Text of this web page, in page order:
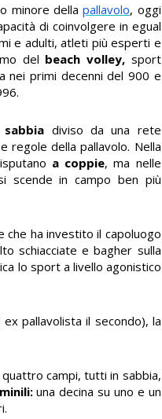
minore dellapallavolo, oggi
di coinvolgere in egual
e adulti, atleti più esperti e
del beach volley,sport
nei primi decenni del 900 e
diviso da una rete
regole della pallavolo. Nella
a coppie, ma nelle
scende in campo ben più
che ha investito il capoluogo
schiacciate e bagher sulla
lo sport a livello agonistico
pallavolista il secondo), la
campi, tutti in sabbia,
una decina su uno e un